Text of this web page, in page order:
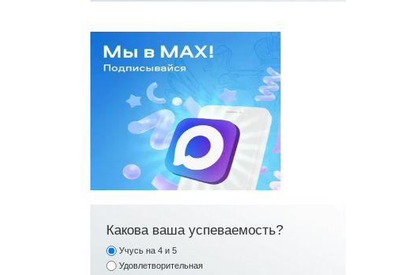
Какова ваша успеваемость?
Учусь на 4 и 5
Удовлетворительная